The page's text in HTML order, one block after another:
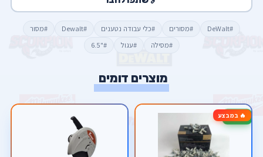
#DeWalt #מסורים #כלי עבודה נטענים #Dewalt
#מסור
#מסילה
#עגול #"6.5
מוצרים דומים
🔥 במבצע-40%